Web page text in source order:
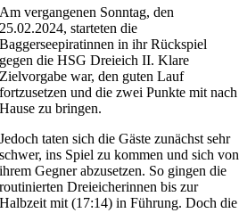
Am vergangenen Sonntag, den
25.02.2024, starteten die
Baggerseepiratinnen in ihr Rückspiel
gegen die HSG Dreieich II. Klare
Zielvorgabe war, den guten Lauf
fortzusetzen und die zwei Punkte mit nach
Hause zu bringen.
Jedoch taten sich die Gäste zunächst sehr
schwer, ins Spiel zu kommen und sich von
ihrem Gegner abzusetzen. So gingen die
routinierten Dreieicherinnen bis zur
Halbzeit mit (17:14) in Führung. Doch die